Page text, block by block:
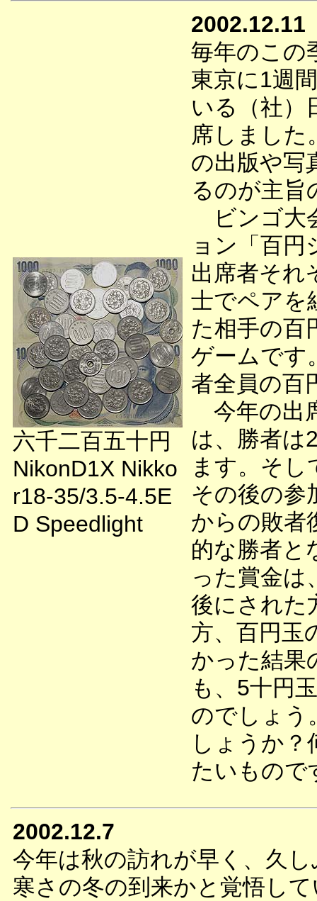
六千二百五十円
NikonD1X Nikko
r18-35/3.5-4.5E
D Speedlight
2002.12.11
毎年のこの
東京に1週
いる（社）
席しました
の出版や写
るのが主旨
ビンゴ大
ョン「百
出席者それ
士でペアを
た相手の百
ゲームです
者全員の百
今年の出
は、勝者は
ます。そし
その後の参
からの敗者
的な勝者と
った賞金
後にされた
方、百円玉
かった結果
も、5十円
のでしょう
しょうか
たいもので
2002.12.7
今年は秋の訪れが早く、久
寒さの冬の到来かと覚悟し